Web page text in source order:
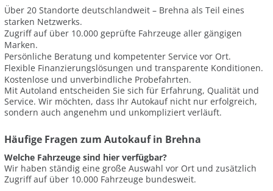
Über 20 Standorte deutschlandweit – Brehna als Teil eines
starken Netzwerks.
Zugriff auf über 10.000 geprüfte Fahrzeuge aller gängigen
Marken.
Persönliche Beratung und kompetenter Service vor Ort.
Flexible Finanzierungslösungen und transparente Konditionen.
Kostenlose und unverbindliche Probefahrten.
Mit Autoland entscheiden Sie sich für Erfahrung, Qualität und
Service. Wir möchten, dass Ihr Autokauf nicht nur erfolgreich,
sondern auch angenehm und unkompliziert verläuft.
Häufige Fragen zum Autokauf in Brehna
Welche Fahrzeuge sind hier verfügbar?
Wir haben ständig eine große Auswahl vor Ort und zusätzlich
Zugriff auf über 10.000 Fahrzeuge bundesweit.